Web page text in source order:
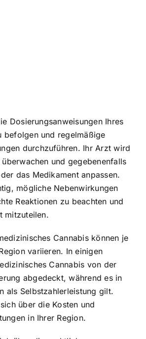
Dosierungsanweisungen Ihres
befolgen und regelmäßige
durchzuführen. Ihr Arzt wird
und gegebenenfalls
das Medikament anpassen.
mögliche Nebenwirkungen
Reaktionen zu beachten und
mitzuteilen.
Cannabis können je
variieren. In einigen
Cannabis von der
abgedeckt, während es in
als Selbstzahlerleistung gilt.
über die Kosten und
in Ihrer Region.